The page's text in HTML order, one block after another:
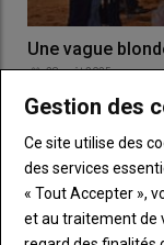
Une vague
28 août 2025
reproducteurs à la
Gestion des
Ce site utilise des
des services
« Tout Accepter »,
et au traitement de